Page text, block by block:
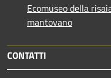
Ecomuseo della
mantovano
CONTATTI